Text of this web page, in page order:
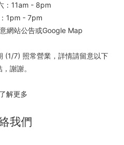
：11am - 8pm
1pm - 7pm
網站公告或Google Map
(1/7) 照常營業，詳情請留意以下
謝謝。
解更多
我們